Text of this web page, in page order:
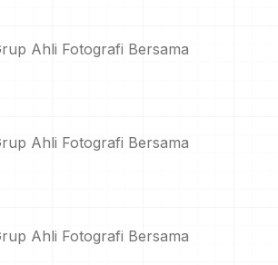
Ahli Fotografi Bersama
Ahli Fotografi Bersama
Ahli Fotografi Bersama